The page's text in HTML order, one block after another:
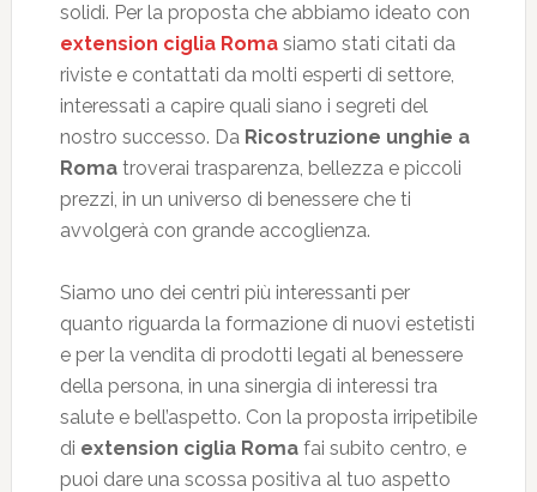
solidi. Per la proposta che abbiamo ideato con
extension ciglia Roma siamo stati citati da
riviste e contattati da molti esperti di settore,
interessati a capire quali siano i segreti del
nostro successo. Da Ricostruzione unghie a
Romatroverai trasparenza, bellezza e piccoli
prezzi, in un universo di benessere che ti
avvolgerà con grande accoglienza.
Siamo uno dei centri più interessanti per
quanto riguarda la formazione di nuovi estetisti
e per la vendita di prodotti legati al benessere
della persona, in una sinergia di interessi tra
salute e bell’aspetto. Con la proposta irripetibile
di extension ciglia Roma fai subito centro, e
puoi dare una scossa positiva al tuo aspetto